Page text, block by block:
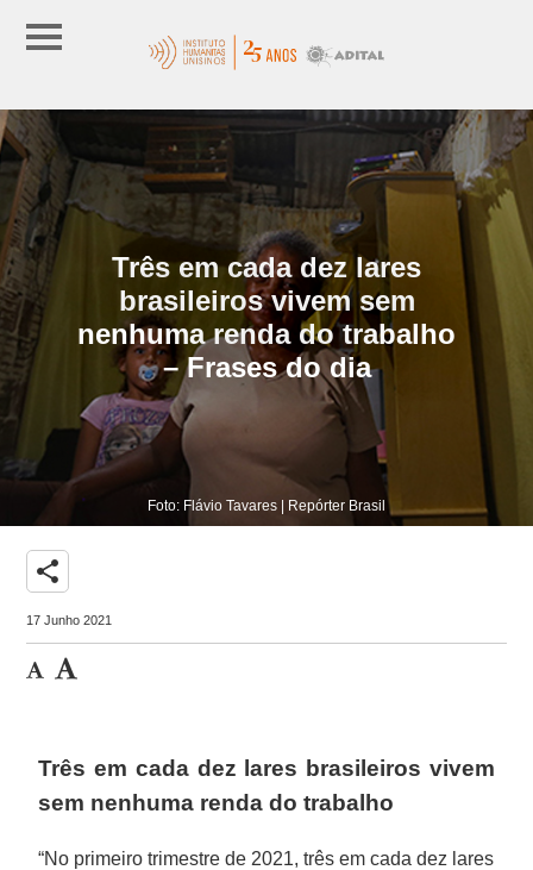
Três em cada dez lares
brasileiros vivem sem
nenhuma renda do trabalho
– Frases do dia
Foto: Flávio Tavares | Repórter Brasil
share
17 Junho 2021
Três em cada dez lares brasileiros vivem
sem nenhuma renda do trabalho
“No primeiro trimestre de 2021, três em cada dez lares